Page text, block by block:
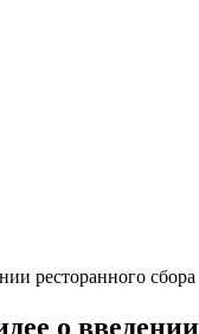
ресторанного сбора
о